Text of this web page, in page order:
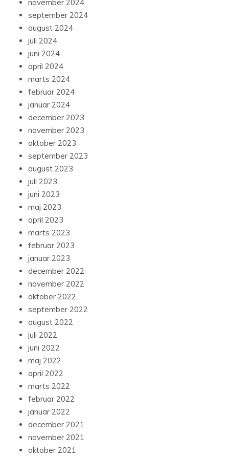
november 2024
september 2024
august 2024
juli 2024
juni 2024
april 2024
marts 2024
februar 2024
januar 2024
december 2023
november 2023
oktober 2023
september 2023
august 2023
juli 2023
juni 2023
maj 2023
april 2023
marts 2023
februar 2023
januar 2023
december 2022
november 2022
oktober 2022
september 2022
august 2022
juli 2022
juni 2022
maj 2022
april 2022
marts 2022
februar 2022
januar 2022
december 2021
november 2021
oktober 2021